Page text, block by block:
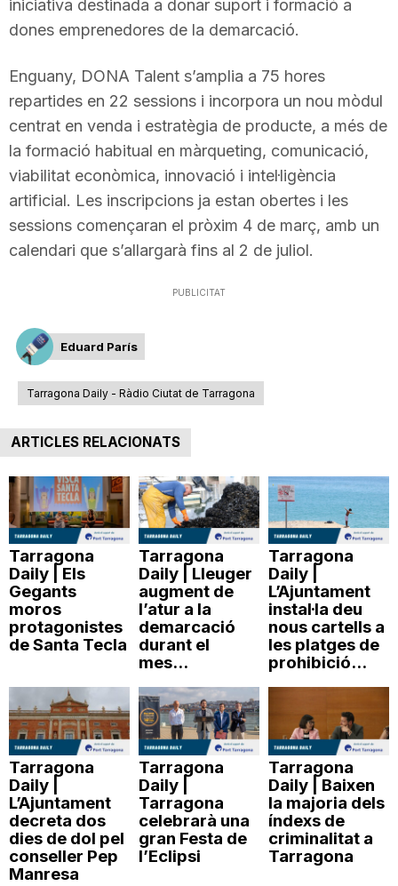
iniciativa destinada a donar suport i formació a
dones emprenedores de la demarcació.
Enguany, DONA Talent s’amplia a 75 hores
repartides en 22 sessions i incorpora un nou mòdul
centrat en venda i estratègia de producte, a més de
la formació habitual en màrqueting, comunicació,
viabilitat econòmica, innovació i intel·ligència
artificial. Les inscripcions ja estan obertes i les
sessions començaran el pròxim 4 de març, amb un
calendari que s’allargarà fins al 2 de juliol.
PUBLICITAT
Eduard París
Tarragona Daily - Ràdio Ciutat de Tarragona
ARTICLES RELACIONATS
Tarragona
Daily | Els
Gegants
moros
protagonistes
de Santa Tecla
Tarragona
Daily | Lleuger
augment de
l’atur a la
demarcació
durant el
mes...
Tarragona
Daily |
L’Ajuntament
instal·la deu
nous cartells a
les platges de
prohibició...
Tarragona
Daily |
L’Ajuntament
decreta dos
dies de dol pel
conseller Pep
Manresa
Tarragona
Daily |
Tarragona
celebrarà una
gran Festa de
l’Eclipsi
Tarragona
Daily | Baixen
la majoria dels
índexs de
criminalitat a
Tarragona